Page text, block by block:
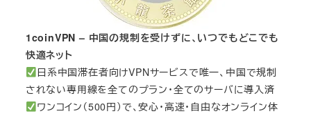
1coinVPN – 中国の規制を受けずに、いつでもどこでも
快適ネット
日系中国滞在者向けVPNサービスで唯一、中国で規制
されない専用線を全てのプラン・全てのサーバに導入済
ワンコイン（500円）で、安心・高速・自由なオンライン体